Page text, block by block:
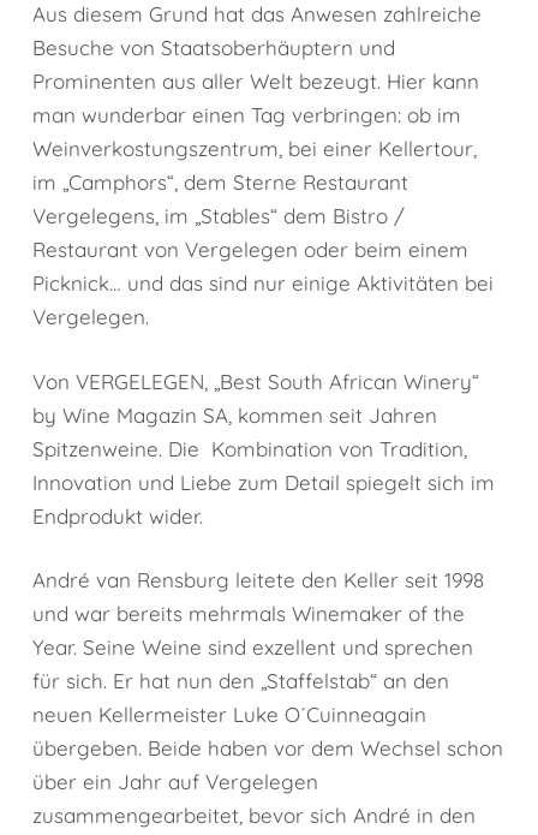
Aus diesem Grund hat das Anwesen zahlreiche
Besuche von Staatsoberhäuptern und
Prominenten aus aller Welt bezeugt. Hier kann
man wunderbar einen Tag verbringen: ob im
Weinverkostungszentrum, bei einer Kellertour,
im „Camphors“, dem Sterne Restaurant
Vergelegens, im „Stables“ dem Bistro /
Restaurant von Vergelegen oder beim einem
Picknick… und das sind nur einige Aktivitäten bei
Vergelegen.
Von VERGELEGEN, „Best South African Winery“
by Wine Magazin SA, kommen seit Jahren
Spitzenweine. Die Kombination von Tradition,
Innovation und Liebe zum Detail spiegelt sich im
Endprodukt wider.
André van Rensburg leitete den Keller seit 1998
und war bereits mehrmals Winemaker of the
Year. Seine Weine sind exzellent und sprechen
für sich. Er hat nun den „Staffelstab“ an den
neuen Kellermeister Luke O´Cuinneagain
übergeben. Beide haben vor dem Wechsel schon
über ein Jahr auf Vergelegen
zusammengearbeitet, bevor sich André in den